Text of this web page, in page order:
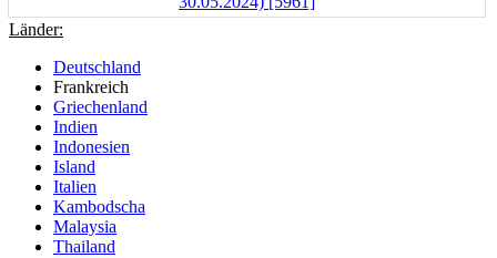
Länder:
Deutschland
Frankreich
Griechenland
Indien
Indonesien
Island
Italien
Kambodscha
Malaysia
Thailand